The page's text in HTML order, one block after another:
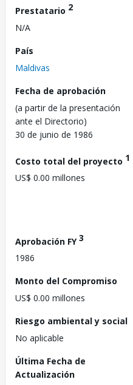
Prestatario 2
N/A
País
Maldivas
Fecha de aprobación
(a partir de la presentación
ante el Directorio)
30 de junio de 1986
Costo total del proyecto 1
US$ 0.00 millones
Aprobación FY3
1986
Monto del Compromiso
US$ 0.00 millones
Riesgo ambiental y social
No aplicable
Última Fecha de
Actualización